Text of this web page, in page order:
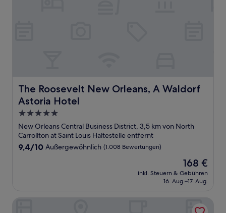
The Roosevelt New Orleans, A Waldorf
Astoria Hotel
The Roosevelt New Orleans, A Waldorf Astoria Hotel
5.0-
Sterne-
Unterkunft
New Orleans Central Business District, 3,5 km von North
Carrollton at Saint Louis Haltestelle entfernt
9.4
9,4/10 Außergewöhnlich (1.008 Bewertungen)
Der
Preis
beträgt
168 €
inkl. Steuern & Gebühren
16. Aug.–17. Aug.
Holiday Inn New Orleans - Downtown Superdome by IHG